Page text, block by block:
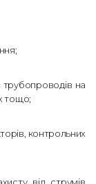
трубопроводів на
тощо;
контрольних